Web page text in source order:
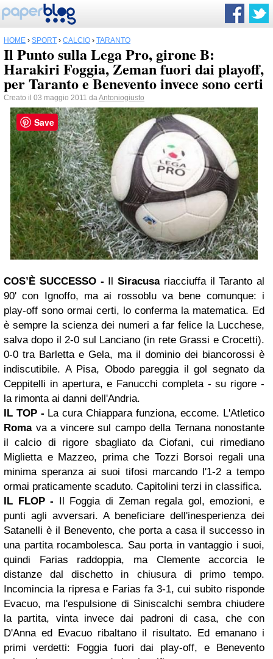
HOME › SPORT › CALCIO › TARANTO
Il Punto sulla Lega Pro, girone B:
Harakiri Foggia, Zeman fuori dai playoff,
per Taranto e Benevento invece sono certi
Creato il 03 maggio 2011 daAntoniogiusto
COS’È SUCCESSO - Siracusariacciuffa il Taranto al
90' con Ignoffo, ma ai rossoblu va bene comunque: i
play-off sono ormai certi, lo conferma la matematica. Ed
è sempre la scienza dei numeri a far felice la Lucchese,
salva dopo il 2-0 sul Lanciano (in rete Grassi e Crocetti).
0-0 tra Barletta e Gela, ma il dominio dei biancorossi è
indiscutibile. A Pisa, Obodo pareggia il gol segnato da
Ceppitelli in apertura, e Fanucchi completa - su rigore -
la rimonta ai danni dell'Andria.
IL TOP - La cura Chiappara funziona, eccome. L'Atletico
Romava a vincere sul campo della Ternana nonostante
il calcio di rigore sbagliato da Ciofani, cui rimediano
Miglietta e Mazzeo, prima che Tozzi Borsoi regali una
minima speranza ai suoi tifosi marcando l'1-2 a tempo
ormai praticamente scaduto. Capitolini terzi in classifica.
IL FLOP -
Il Foggia di Zeman regala gol, emozioni, e
punti agli avversari. A beneficiare dell'inesperienza dei
Satanelli è il Benevento, che porta a casa il successo in
una partitarocambolesca. Sau porta in vantaggio i suoi,
quindi Farias raddoppia, ma Clemente accorcia le
distanze dal dischetto in chiusura di primo tempo.
Incomincia la ripresa e Farias fa 3-1, cui subito risponde
Evacuo, ma l'espulsione di Siniscalchi sembra chiudere
la partita, vinta invece dai padroni di casa, che con
D'Anna ed Evacuo ribaltano il risultato. Ed emanano i
primi verdetti: Foggia fuori dai play-off, e Benevento
Save